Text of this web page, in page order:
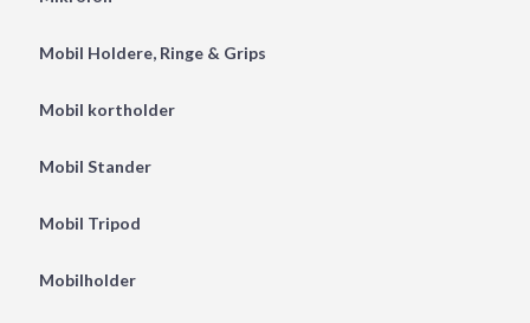
Mobil Holdere, Ringe & Grips
Mobil kortholder
Mobil Stander
Mobil Tripod
Mobilholder